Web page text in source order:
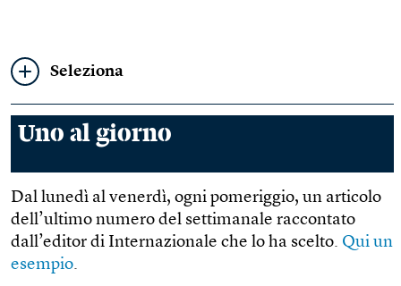
Seleziona
Uno al giorno
Dal lunedì al venerdì, ogni pomeriggio, un articolo
dell’ultimo numero del settimanale raccontato
dall’editor di Internazionale che lo ha scelto. Qui un
esempio.